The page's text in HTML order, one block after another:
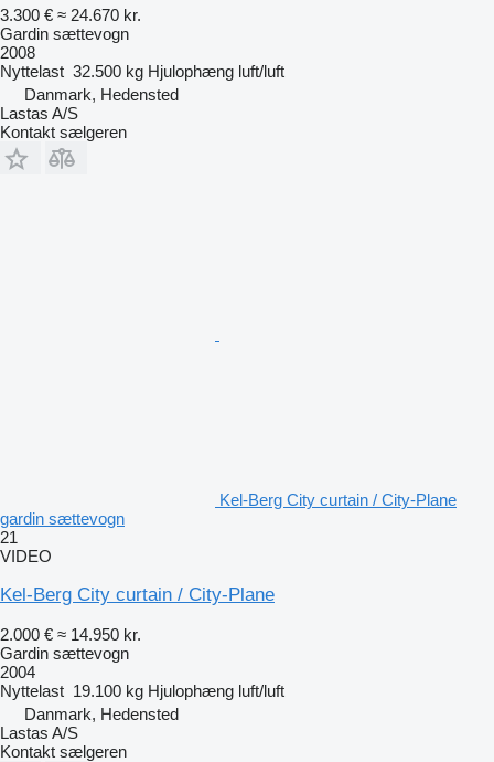
3.300 € ≈ 24.670 kr.
Gardin sættevogn
2008
Nyttelast 32.500 kg Hjulophæng luft/luft
Danmark, Hedensted
Lastas A/S
Kontakt sælgeren
Kel-Berg City curtain / City-Plane
gardin sættevogn
21
VIDEO
Kel-Berg City curtain / City-Plane
2.000 € ≈ 14.950 kr.
Gardin sættevogn
2004
Nyttelast 19.100 kg Hjulophæng luft/luft
Danmark, Hedensted
Lastas A/S
Kontakt sælgeren